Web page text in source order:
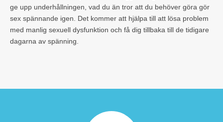
ge upp underhållningen, vad du än tror att du behöver göra gör
sex spännande igen. Det kommer att hjälpa till att lösa problem
med manlig sexuell dysfunktion och få dig tillbaka till de tidigare
dagarna av spänning.